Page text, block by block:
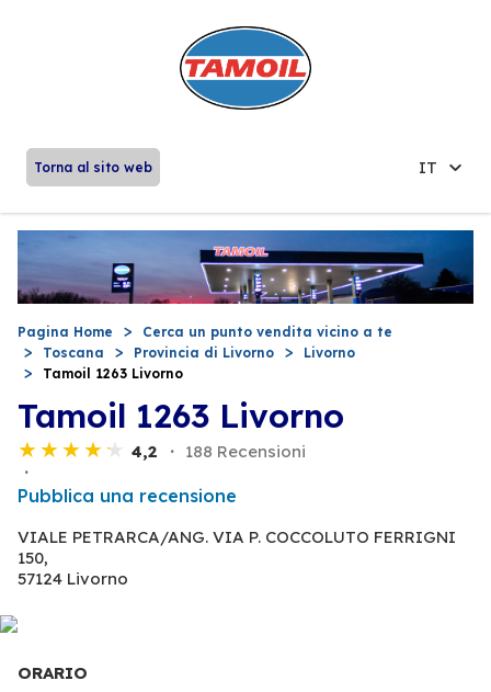
Torna al sito web IT
Pagina Home
Cerca un punto vendita vicino a te
Toscana
Provincia di Livorno
Livorno
Tamoil 1263 Livorno
Tamoil 1263 Livorno
4,2 188 Recensioni
Pubblica una recensione
VIALE PETRARCA/ANG. VIA P. COCCOLUTO FERRIGNI
150,
57124 Livorno
ORARIO